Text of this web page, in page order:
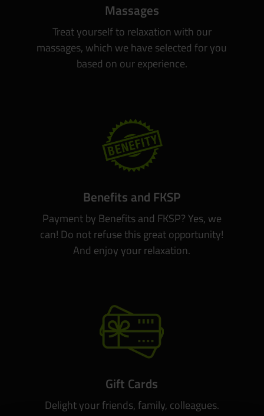
Massages
Treat yourself to relaxation with our
massages, which we have selected for you
based on our experience.
Benefits and FKSP
Payment by Benefits and FKSP? Yes, we
can! Do not refuse this great opportunity!
And enjoy your relaxation.
Gift Cards
Delight your friends, family, colleagues.